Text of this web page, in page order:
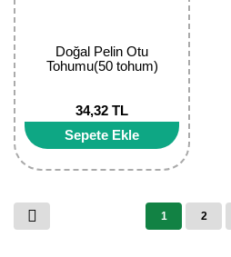
Doğal Pelin Otu
Tohumu(50 tohum)
34,32 TL
Sepete Ekle
1 2